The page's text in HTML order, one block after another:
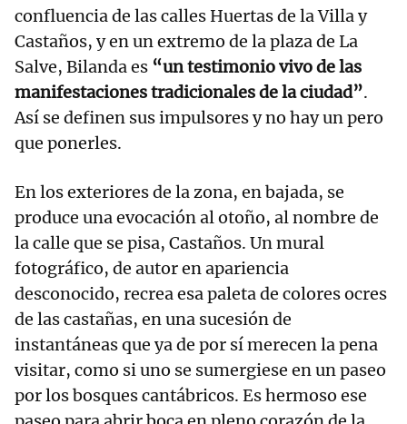
confluencia de las calles Huertas de la Villa y
Castaños, y en un extremo de la plaza de La
Salve, Bilanda es “un testimonio vivo de las
manifestaciones tradicionales de la ciudad”.
Así se definen sus impulsores y no hay un pero
que ponerles.
En los exteriores de la zona, en bajada, se
produce una evocación al otoño, al nombre de
la calle que se pisa, Castaños. Un mural
fotográfico, de autor en apariencia
desconocido, recrea esa paleta de colores ocres
de las castañas, en una sucesión de
instantáneas que ya de por sí merecen la pena
visitar, como si uno se sumergiese en un paseo
por los bosques cantábricos. Es hermoso ese